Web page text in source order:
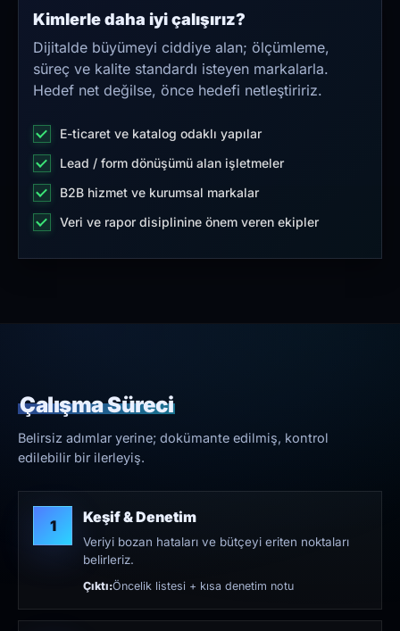
Kimlerle daha iyi çalışırız?
Dijitalde büyümeyi ciddiye alan; ölçümleme,
süreç ve kalite standardı isteyen markalarla.
Hedef net değilse, önce hedefi netleştiririz.
E-ticaret ve katalog odaklı yapılar
Lead / form dönüşümü alan işletmeler
B2B hizmet ve kurumsal markalar
Veri ve rapor disiplinine önem veren ekipler
Çalışma Süreci
Belirsiz adımlar yerine; dokümante edilmiş, kontrol
edilebilir bir ilerleyiş.
1 Keşif & Denetim
Veriyi bozan hataları ve bütçeyi eriten noktaları
belirleriz.
Çıktı:Öncelik listesi + kısa denetim notu